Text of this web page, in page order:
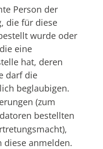
Person der
die für diese
wurde oder
eine
hat, deren
darf die
beglaubigen.
(zum
bestellten
,
diese anmelden.